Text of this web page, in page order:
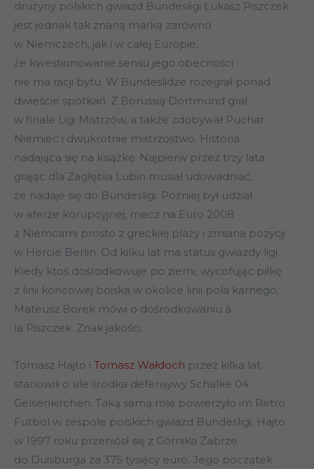
drużyny polskich gwiazd Bundesligi Łukasz Piszczek
jest jednak tak znaną marką zarówno
w Niemczech, jak i w całej Europie,
że kwestionowanie sensu jego obecności
nie ma racji bytu. W Bundeslidze rozegrał ponad
dwieście spotkań. Z Borussią Dortmund grał
w finale Ligi Mistrzów, a także zdobywał Puchar
Niemiec i dwukrotnie mistrzostwo. Historia
nadająca się na książkę. Najpierw przez trzy lata
grając dla Zagłębia Lubin musiał udowadniać,
że nadaje się do Bundesligi. Później był udział
w aferze korupcyjnej, mecz na Euro 2008
z Niemcami prosto z greckiej plaży i zmiana pozycji
w Hercie Berlin. Od kilku lat ma status gwiazdy ligi.
Kiedy ktoś dośrodkowuje po ziemi, wycofując piłkę
z linii końcowej boiska w okolice linii pola karnego,
Mateusz Borek mówi o dośrodkowaniu à
la Piszczek. Znak jakości.
Tomasz Hajto i Tomasz Wałdoch przez kilka lat
stanowili o sile środka defensywy Schalke 04
Gelsenkirchen. Taką samą rolę powierzyło im Retro
Futbol w zespole polskich gwiazd Bundesligi. Hajto
w 1997 roku przeniósł się z Górnika Zabrze
do Duisburga za 375 tysięcy euro. Jego początek